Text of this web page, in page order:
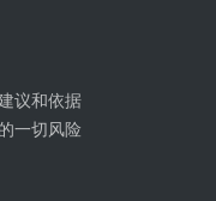
议和依据
一切风险